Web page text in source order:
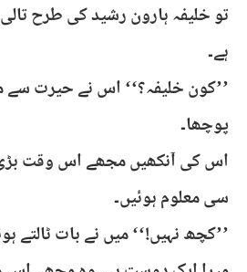
تو خلیفہ ہارون رشید کی طرح
ہے۔
’’کون خلیفہ؟‘‘ اس نے حیرت
پوچھا۔
اس کی آنکھیں مجھے اس وقت
سی معلوم ہوئیں۔
’’کچھ نہیں!‘‘ میں نے بات ٹالتے